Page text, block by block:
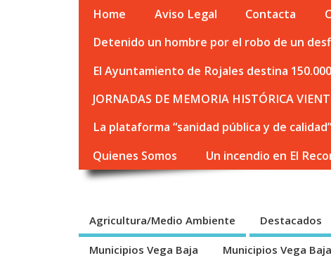
Home Aviso Legal Contacta
Detenido un hombre por el robo de un
El Ayuntamiento de Rojales destina
JORNADAS DE MEMORIA HISTÓRICA
La plataforma “sanidad pública y de
Quienes Somos
Un incendio en El
Agricultura/Medio Ambiente Destacados
Municipios Vega Baja Municipios Vega Baja